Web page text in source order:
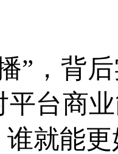
”，背
平台商
就能